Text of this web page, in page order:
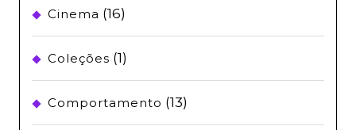
Cinema (16)
Coleções (1)
Comportamento (13)